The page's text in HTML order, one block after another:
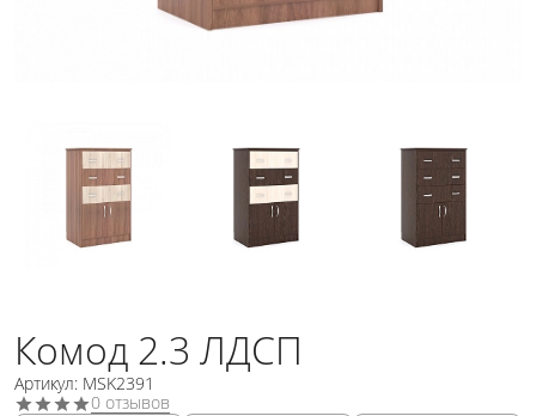
Комод 2.3 ЛДСП
Артикул: MSK2391
0 отзывов